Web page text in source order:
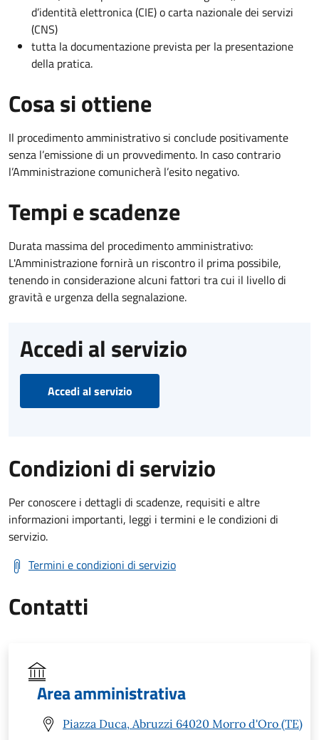
d’identità elettronica (CIE) o carta nazionale dei servizi
(CNS)
tutta la documentazione prevista per la presentazione
della pratica.
Cosa si ottiene
Il procedimento amministrativo si conclude positivamente
senza l’emissione di un provvedimento. In caso contrario
l’Amministrazione comunicherà l’esito negativo.
Tempi e scadenze
Durata massima del procedimento amministrativo:
L'Amministrazione fornirà un riscontro il prima possibile,
tenendo in considerazione alcuni fattori tra cui il livello di
gravità e urgenza della segnalazione.
Accedi al servizio
Accedi al servizio
Condizioni di servizio
Per conoscere i dettagli di scadenze, requisiti e altre
informazioni importanti, leggi i termini e le condizioni di
servizio.
Termini e condizioni di servizio
Contatti
Area amministrativa
Piazza Duca, Abruzzi 64020 Morro d'Oro (TE)